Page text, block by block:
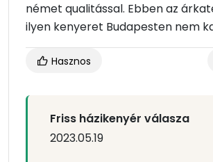
német qualitással. Ebben az
ilyen kenyeret Budapesten nem
Hasznos
Friss házikenyér válasza
2023.05.19